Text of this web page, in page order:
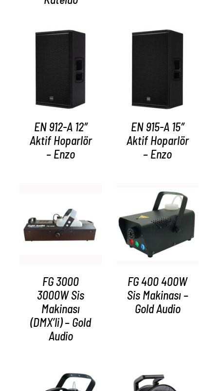
AYRINTILAR
EN 912-A 12″
Aktif Hoparlör
– Enzo
AYRINTILAR
EN 915-A 15″
Aktif Hoparlör
– Enzo
AYRINTILAR
FG 3000
3000W Sis
Makinası
(DMX’li) – Gold
Audio
AYRINTILAR
FG 400 400W
Sis Makinası –
Gold Audio